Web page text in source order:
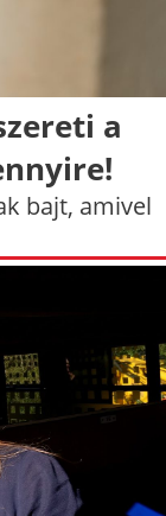
a
bajt, amivel